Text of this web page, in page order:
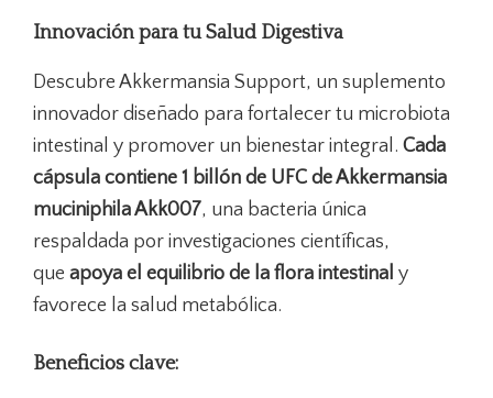
Innovación para tu Salud Digestiva
Descubre Akkermansia Support, un suplemento
innovador diseñado para fortalecer tu microbiota
intestinal y promover un bienestar integral. Cada
cápsula contiene 1 billón de UFC de Akkermansia
muciniphila Akk007, una bacteria única
respaldada por investigaciones científicas,
que apoya el equilibrio de la flora intestinal y
favorece la salud metabólica.
Beneficios clave: